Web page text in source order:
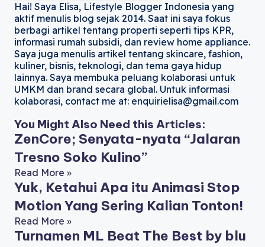
Hai! Saya Elisa, Lifestyle Blogger Indonesia yang
aktif menulis blog sejak 2014. Saat ini saya fokus
berbagi artikel tentang properti seperti tips KPR,
informasi rumah subsidi, dan review home appliance.
Saya juga menulis artikel tentang skincare, fashion,
kuliner, bisnis, teknologi, dan tema gaya hidup
lainnya. Saya membuka peluang kolaborasi untuk
UMKM dan brand secara global. Untuk informasi
kolaborasi, contact me at: enquirielisa@gmail.com
You Might Also Need this Articles:
ZenCore; Senyata-nyata “Jalaran
Tresno Soko Kulino”
Read More »
Yuk, Ketahui Apa itu Animasi Stop
Motion Yang Sering Kalian Tonton!
Read More »
Turnamen ML Beat The Best by blu